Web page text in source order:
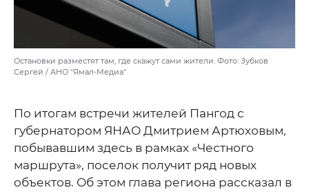
Остановки разместят там, где скажут сами жители. Фото: Зубков
Сергей / АНО "Ямал-Медиа"
По итогам встречи жителей Пангод с
губернатором ЯНАО Дмитрием Артюховым,
побывавшим здесь в рамках «Честного
маршрута», поселок получит ряд новых
объектов. Об этом глава региона рассказал в